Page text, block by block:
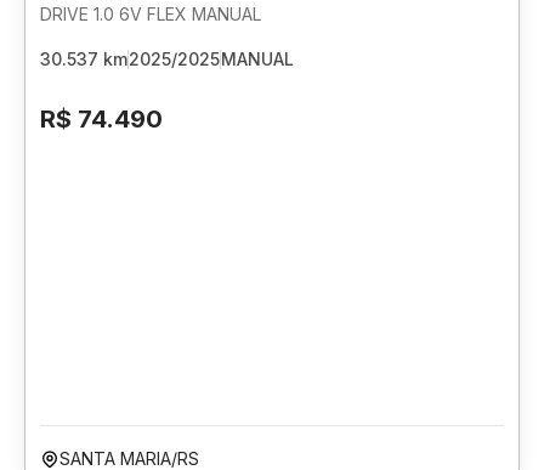
DRIVE 1.0 6V FLEX MANUAL
30.537 km2025/2025MANUAL
R$ 74.490
SANTA MARIA/RS